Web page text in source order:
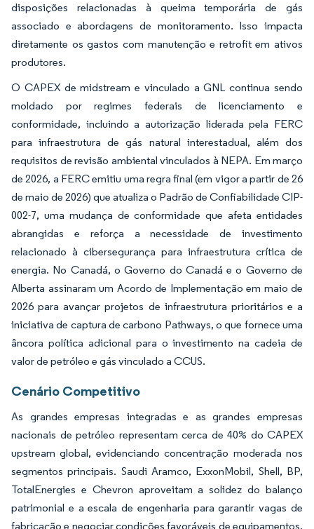
disposições relacionadas à queima temporária de gás
associado e abordagens de monitoramento. Isso impacta
diretamente os gastos com manutenção e retrofit em ativos
produtores.
O CAPEX de midstream e vinculado a GNL continua sendo
moldado por regimes federais de licenciamento e
conformidade, incluindo a autorização liderada pela FERC
para infraestrutura de gás natural interestadual, além dos
requisitos de revisão ambiental vinculados à NEPA. Em março
de 2026, a FERC emitiu uma regra final (em vigor a partir de 26
de maio de 2026) que atualiza o Padrão de Confiabilidade CIP-
002-7, uma mudança de conformidade que afeta entidades
abrangidas e reforça a necessidade de investimento
relacionado à cibersegurança para infraestrutura crítica de
energia. No Canadá, o Governo do Canadá e o Governo de
Alberta assinaram um Acordo de Implementação em maio de
2026 para avançar projetos de infraestrutura prioritários e a
iniciativa de captura de carbono Pathways, o que fornece uma
âncora política adicional para o investimento na cadeia de
valor de petróleo e gás vinculado a CCUS.
Cenário Competitivo
As grandes empresas integradas e as grandes empresas
nacionais de petróleo representam cerca de 40% do CAPEX
upstream global, evidenciando concentração moderada nos
segmentos principais. Saudi Aramco, ExxonMobil, Shell, BP,
TotalEnergies e Chevron aproveitam a solidez do balanço
patrimonial e a escala de engenharia para garantir vagas de
fabricação e negociar condições favoráveis de equipamentos.